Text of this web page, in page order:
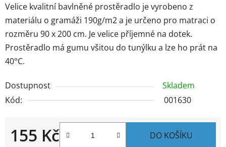
Velice kvalitní bavlněné prostěradlo je vyrobeno z
materiálu o gramáži 190g/m2 a je určeno pro matraci o
rozměru 90 x 200 cm. Je velice příjemné na dotek.
Prostěradlo má gumu všitou do tunýlku a lze ho prát na
40°C.
Dostupnost
Skladem
Kód:
001630
155 Kč DO KOŠÍKU